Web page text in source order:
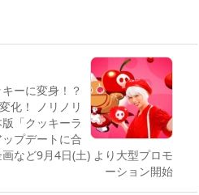
ーに変身！？
化！ ノリノリ
「クッキーラ
プデートに合
など9月4日(土) より大型プロモ
ーション開始